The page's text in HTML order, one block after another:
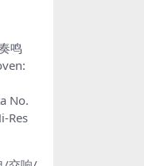
鸣
No.
Res